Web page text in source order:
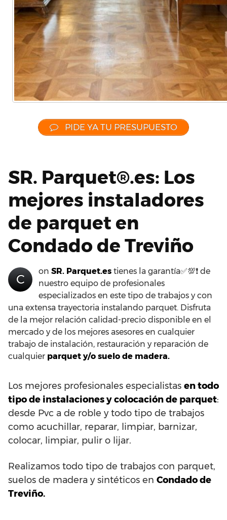
PIDE YA TU PRESUPUESTO
SR. Parquet®.es: Los
mejores instaladores
de parquet en
Condado de Treviño
C
on SR. Parquet.es tienes la garantía✅💯❗ de
nuestro equipo de profesionales
especializados en este tipo de trabajos y con
una extensa trayectoria instalando parquet. Disfruta
de la mejor relación calidad-precio disponible en el
mercado y de los mejores asesores en cualquier
trabajo de instalación, restauración y reparación de
cualquier parquet y/o suelo de madera.
Los mejores profesionales especialistas en todo
tipo de instalaciones y colocación de parquet:
desde Pvc a de roble y todo tipo de trabajos
como acuchillar, reparar, limpiar, barnizar,
colocar, limpiar, pulir o lijar.
Realizamos todo tipo de trabajos con parquet,
suelos de madera y sintéticos en Condado de
Treviño.